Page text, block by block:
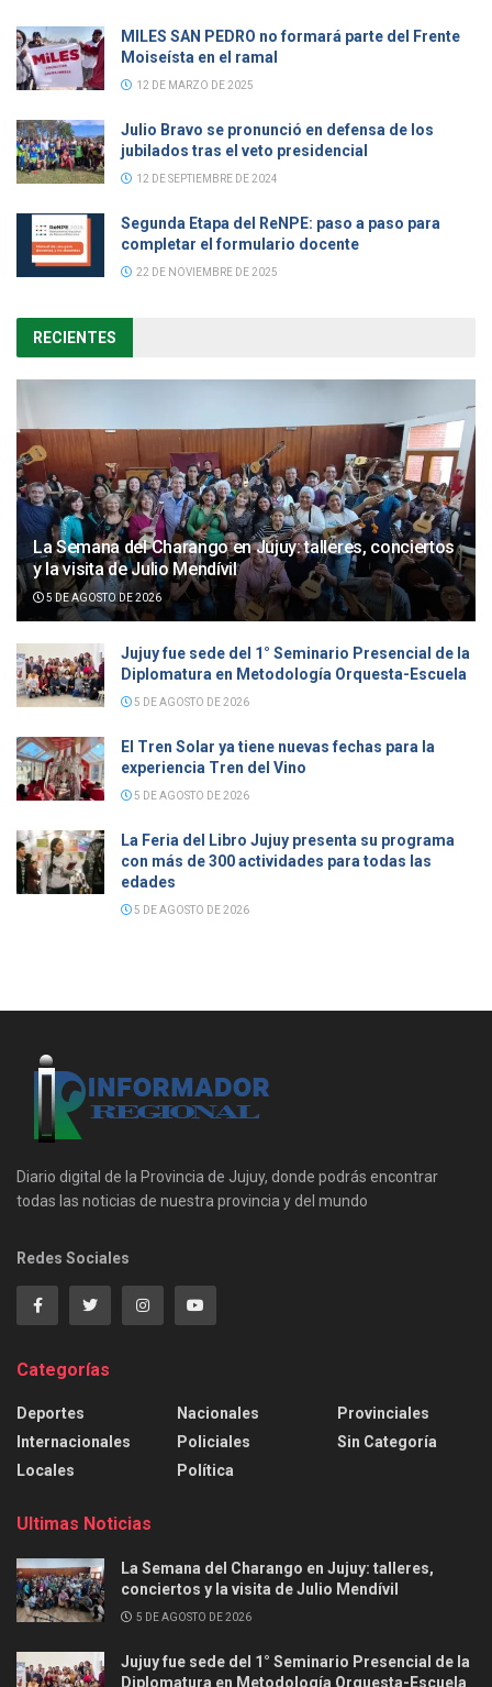
MILES SAN PEDRO no formará parte del Frente
Moiseísta en el ramal
12 DE MARZO DE 2025
Julio Bravo se pronunció en defensa de los
jubilados tras el veto presidencial
12 DE SEPTIEMBRE DE 2024
Segunda Etapa del ReNPE: paso a paso para
completar el formulario docente
22 DE NOVIEMBRE DE 2025
RECIENTES
La Semana del Charango en Jujuy: talleres, conciertos
y la visita de Julio Mendívil
5 DE AGOSTO DE 2026
Jujuy fue sede del 1° Seminario Presencial de la
Diplomatura en Metodología Orquesta-Escuela
5 DE AGOSTO DE 2026
El Tren Solar ya tiene nuevas fechas para la
experiencia Tren del Vino
5 DE AGOSTO DE 2026
La Feria del Libro Jujuy presenta su programa
con más de 300 actividades para todas las
edades
5 DE AGOSTO DE 2026
Diario digital de la Provincia de Jujuy, donde podrás encontrar
todas las noticias de nuestra provincia y del mundo
Redes Sociales
Categorías
Deportes
Internacionales
Locales
Nacionales
Policiales
Política
Provinciales
Sin Categoría
Ultimas Noticias
La Semana del Charango en Jujuy: talleres,
conciertos y la visita de Julio Mendívil
5 DE AGOSTO DE 2026
Jujuy fue sede del 1° Seminario Presencial de la
Diplomatura en Metodología Orquesta-Escuela